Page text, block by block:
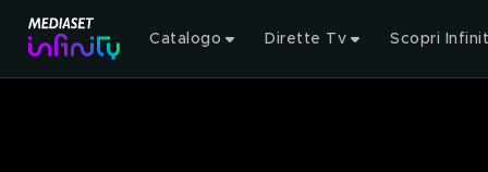
Catalogo Dirette Tv Scopri